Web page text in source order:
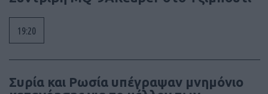
19:20
Συρία και Ρωσία υπέγραψαν μνημόνιο